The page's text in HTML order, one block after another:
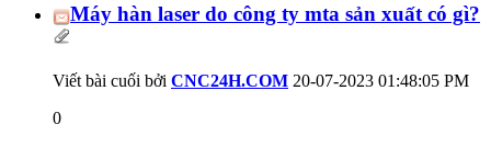
Máy hàn laser do công ty mta sản xuất có gì?
Viết bài cuối bởi CNC24H.COM 20-07-2023 01:48:05 PM
0